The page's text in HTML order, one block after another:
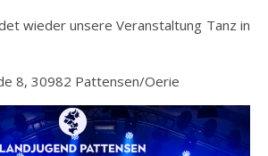
8, 30982 Pattensen/Oerie